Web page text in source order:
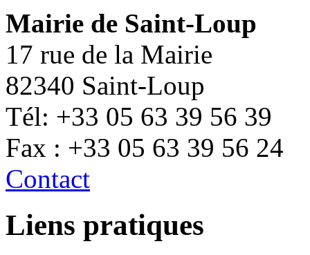
Mairie de Saint-Loup
17 rue de la Mairie
82340 Saint-Loup
Tél: +33 05 63 39 56 39
Fax : +33 05 63 39 56 24
Contact
Liens pratiques